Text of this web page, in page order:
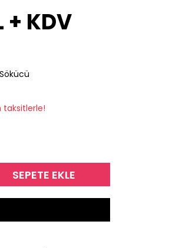
+ KDV
taksitlerle!
SEPETE EKLE